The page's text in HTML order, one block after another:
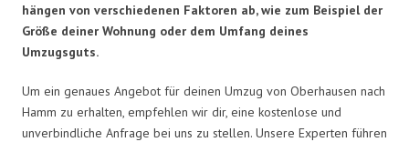
hängen von verschiedenen Faktoren ab, wie zum Beispiel der
Größe deiner Wohnung oder dem Umfang deines
Umzugsguts.
Um ein genaues Angebot für deinen Umzug von Oberhausen nach
Hamm zu erhalten, empfehlen wir dir, eine kostenlose und
unverbindliche Anfrage bei uns zu stellen. Unsere Experten führen